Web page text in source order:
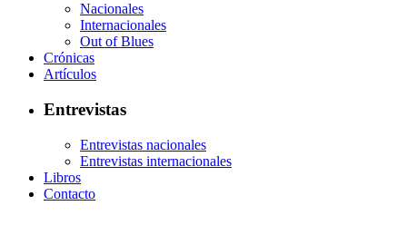
Nacionales
Internacionales
Out of Blues
Crónicas
Artículos
Entrevistas
Entrevistas nacionales
Entrevistas internacionales
Libros
Contacto